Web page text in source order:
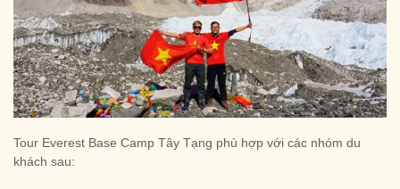
Tour Everest Base Camp Tây Tạng phù hợp với các nhóm du
khách sau: